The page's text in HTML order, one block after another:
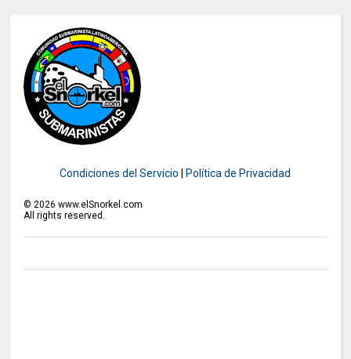
Condiciones del Servicio Política de Privacidad
©2026 www.elSnorkel.com
All rights reserved.